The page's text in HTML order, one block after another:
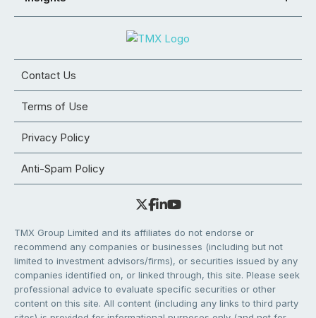
Contact Us
Terms of Use
Privacy Policy
Anti-Spam Policy
TMX Group Limited and its affiliates do not endorse or
recommend any companies or businesses (including but not
limited to investment advisors/firms), or securities issued by any
companies identified on, or linked through, this site. Please seek
professional advice to evaluate specific securities or other
content on this site. All content (including any links to third party